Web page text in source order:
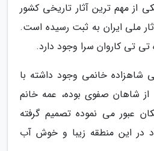
از مهم ترین آثار تاریخی کشور
لیست آثار ملی ایران به ثبت رسیده است.
تی تی کاروان سرا وجود دارد.
شاهزاده خانمی وجود داشته با
شاهان صفوی بوده، عمه خانم
عبور می نموده تصمیم گرفته
در این منطقه زیبا و خوش آب